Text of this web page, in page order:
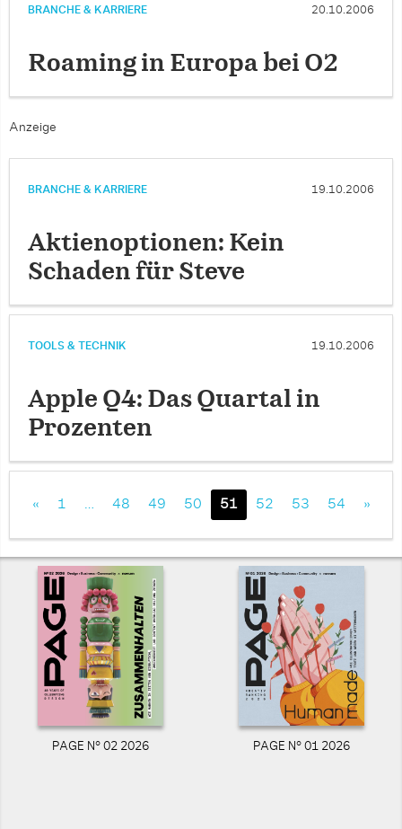
BRANCHE & KARRIERE 20.10.2006
Roaming in Europa bei O2
Anzeige
BRANCHE & KARRIERE 19.10.2006
Aktienoptionen: Kein
Schaden für Steve
TOOLS & TECHNIK 19.10.2006
Apple Q4: Das Quartal in
Prozenten
« 1 48 49 50 51 52 53 54 »
PAGE N° 02 2026 PAGE N° 01 2026